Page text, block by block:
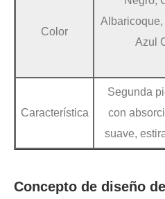
Color
Azul
Característica
Segunda
con
suave,
Concepto de diseño